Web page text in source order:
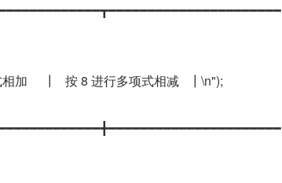
加     ┃   按 8 进行多项式相减   ┃\n");